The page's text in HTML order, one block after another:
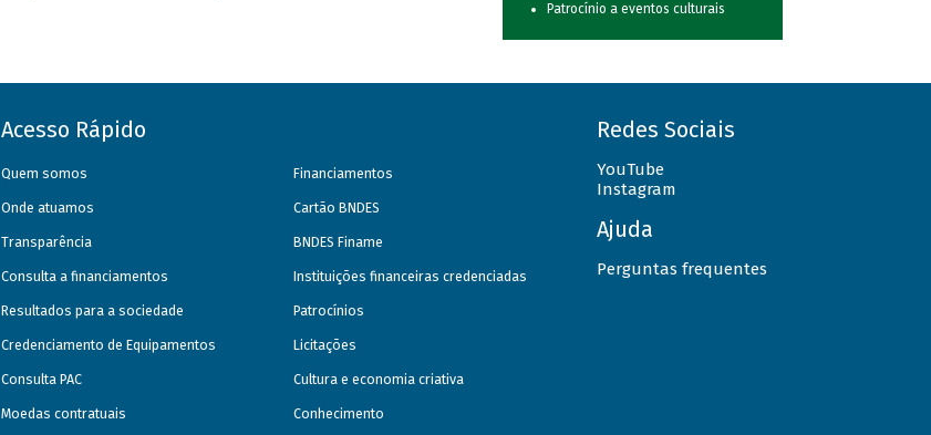
Patrocínio a eventos culturais
Acesso Rápido
Quem somos
Onde atuamos
Transparência
Consulta a financiamentos
Resultados para a sociedade
Credenciamento de Equipamentos
Consulta PAC
Moedas contratuais
Financiamentos
Cartão BNDES
BNDES Finame
Instituições financeiras credenciadas
Patrocínios
Licitações
Cultura e economia criativa
Conhecimento
Redes Sociais
YouTube
Instagram
Ajuda
Perguntas frequentes